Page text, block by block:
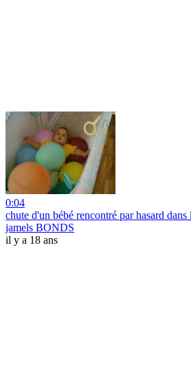
0:04
chute d'un bébé rencontré par hasard dans
jamels BONDS
il y a 18 ans